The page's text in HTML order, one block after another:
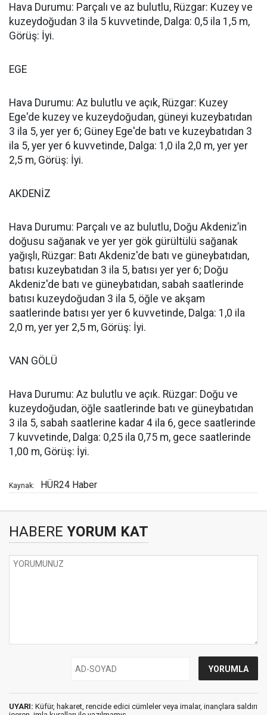
Hava Durumu: Parçalı ve az bulutlu, Rüzgar: Kuzey ve
kuzeydoğudan 3 ila 5 kuvvetinde, Dalga: 0,5 ila 1,5 m,
Görüş: İyi.
EGE
Hava Durumu: Az bulutlu ve açık, Rüzgar: Kuzey
Ege'de kuzey ve kuzeydoğudan, güneyi kuzeybatıdan
3 ila 5, yer yer 6; Güney Ege'de batı ve kuzeybatıdan 3
ila 5, yer yer 6 kuvvetinde, Dalga: 1,0 ila 2,0 m, yer yer
2,5 m, Görüş: İyi.
AKDENİZ
Hava Durumu: Parçalı ve az bulutlu, Doğu Akdeniz’in
doğusu sağanak ve yer yer gök gürültülü sağanak
yağışlı, Rüzgar: Batı Akdeniz'de batı ve güneybatıdan,
batısı kuzeybatıdan 3 ila 5, batısı yer yer 6; Doğu
Akdeniz'de batı ve güneybatıdan, sabah saatlerinde
batısı kuzeydoğudan 3 ila 5, öğle ve akşam
saatlerinde batısı yer yer 6 kuvvetinde, Dalga: 1,0 ila
2,0 m, yer yer 2,5 m, Görüş: İyi.
VAN GÖLÜ
Hava Durumu: Az bulutlu ve açık. Rüzgar: Doğu ve
kuzeydoğudan, öğle saatlerinde batı ve güneybatıdan
3 ila 5, sabah saatlerine kadar 4 ila 6, gece saatlerinde
7 kuvvetinde, Dalga: 0,25 ila 0,75 m, gece saatlerinde
1,00 m, Görüş: İyi.
Kaynak: HÜR24 Haber
HABERE YORUM KAT
UYARI: Küfür, hakaret, rencide edici cümleler veya imalar, inançlara saldırı